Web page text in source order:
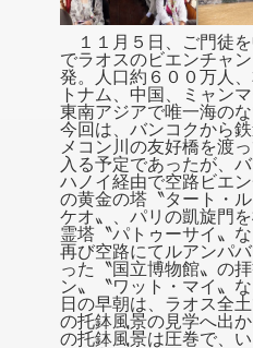
１１月５日、ご門徒
でラオスのビエンチャ
発。人口約６００万人
トナム、中国、ミャン
東南アジアで唯一海のな
今回は、バンコクから
メコン川の友好橋を渡
入る予定であったが、
ハノイ経由で空路ビエ
の黄金の塔〝タート・
ケオ〟、パリの凱旋門
霊塔〝パトゥーサイ〟な
再び空路にてルアンパ
った〝国立博物館〟の
ン〟〝ワット・マイ〟
日の早朝は、ラオス全
の托鉢風景の見学へ出
の托鉢風景は圧巻で、